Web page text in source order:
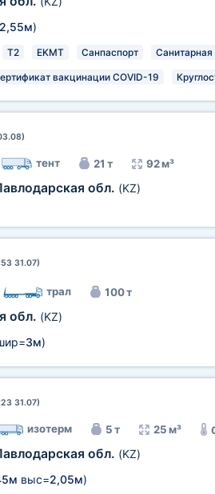
2,55м)
T2 EKMT Санпаспорт
вакцинации COVID-19
тент 21 т 92 м³
обл. (KZ)
31.07)
трал 100 т
обл. (KZ)
3м)
31.07)
изотерм 5 т 25 м³
обл. (KZ)
выс=2,05м)